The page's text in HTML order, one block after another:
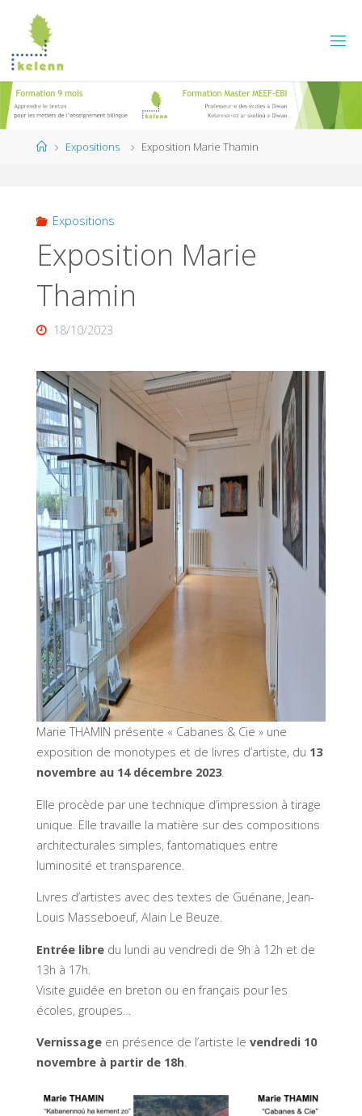
content
HomeExpositions Exposition Marie Thamin
Expositions
Exposition Marie
Thamin
18/10/2023
Marie THAMIN présente « Cabanes & Cie » une
exposition de monotypes et de livres d’artiste, du 13
novembre au 14 décembre 2023.
Elle procède par une technique d’impression à tirage
unique. Elle travaille la matière sur des compositions
architecturales simples, fantomatiques entre
luminosité et transparence.
Livres d’artistes avec des textes de Guénane, Jean-
Louis Masseboeuf, Alain Le Beuze.
Entrée libredu lundi au vendredi de 9h à 12h et de
13h à 17h.
Visite guidée en breton ou en français pour les
écoles, groupes…
Vernissage en présence de l’artiste le vendredi 10
novembre à partir de 18h.